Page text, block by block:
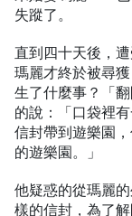
失蹤了。
直到四十天後，
瑪麗才終於被尋
生了什麼事？「
的說：「口袋裡
信封帶到遊樂園
的遊樂園。」
他疑惑的從瑪麗
樣的信封，為了